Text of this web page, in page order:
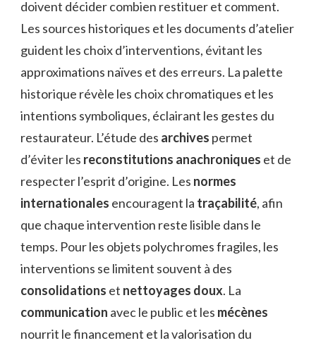
doivent décider combien restituer et comment.
Les sources historiques et les documents d’atelier
guident les choix d’interventions, évitant les
approximations naïves et des erreurs. La palette
historique révèle les choix chromatiques et les
intentions symboliques, éclairant les gestes du
restaurateur. L’étude des archives permet
d’éviter les reconstitutions anachroniques et de
respecter l’esprit d’origine. Les normes
internationales encouragent la traçabilité, afin
que chaque intervention reste lisible dans le
temps. Pour les objets polychromes fragiles, les
interventions se limitent souvent à des
consolidations et nettoyages doux. La
communication avec le public et les mécènes
nourrit le financement et la valorisation du